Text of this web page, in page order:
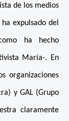
de los medios
expulsado del
ha hecho
María-. En
organizaciones
y GAL (Grupo
claramente